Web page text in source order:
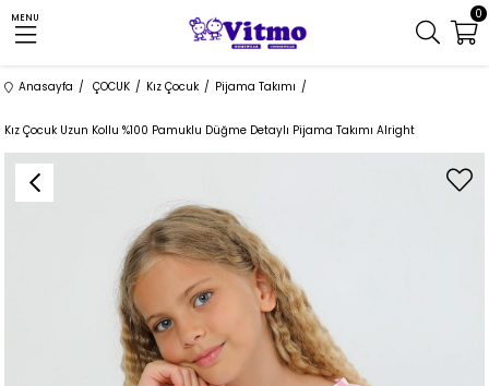
MENU 0
Anasayfa ÇOCUK Kız Çocuk Pijama Takımı
Kız Çocuk Uzun Kollu %100 Pamuklu Düğme Detaylı Pijama Takımı Alright